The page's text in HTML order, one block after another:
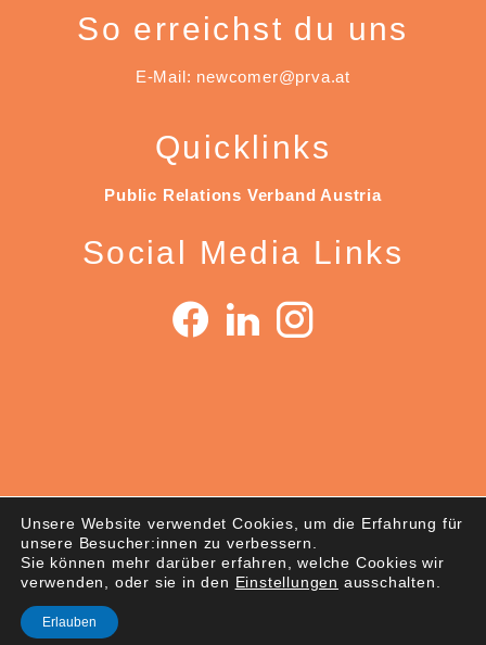
So erreichst du uns
E-Mail: newcomer@prva.at
Quicklinks
Public Relations Verband Austria
Social Media Links
© 2026 PRVA – Public Relations Verband Austria
Datenschutz|Nutzungsbedingungen| Impressum
Unsere Website verwendet Cookies, um die Erfahrung für
unsere Besucher:innen zu verbessern.
Sie können mehr darüber erfahren, welche Cookies wir
verwenden, oder sie in den Einstellungen ausschalten.
Erlauben